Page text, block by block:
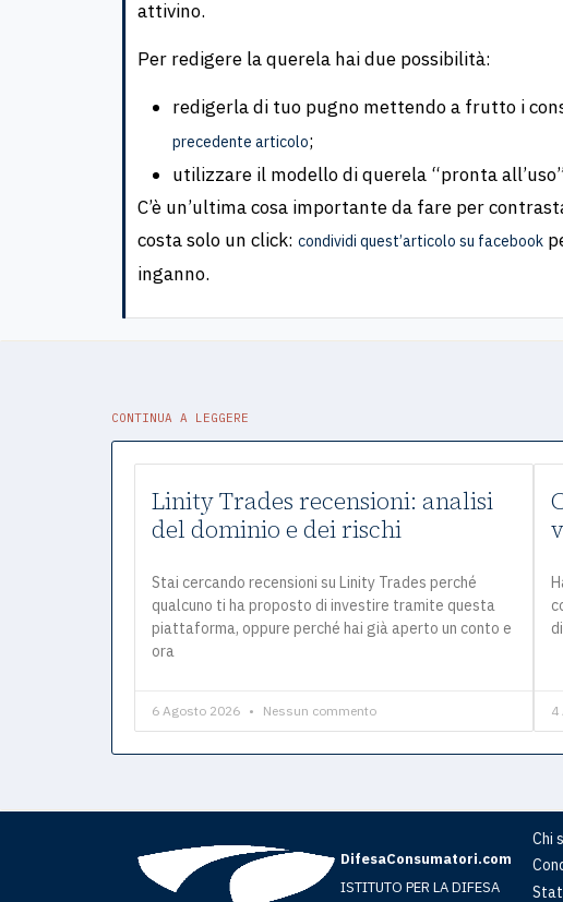
attivino.
Per redigere la querela hai due possibilità:
redigerla di tuo pugno mettendo a frutto i
precedente articolo;
utilizzare il modello di querela “pronta
C’è un’ultima cosa importante da fare per
costa solo un click: condividi quest’articolo su facebook
inganno.
CONTINUA A LEGGERE
Linity Trades recensioni: analisi
del dominio e dei rischi
Stai cercando recensioni su Linity Trades perché
qualcuno ti ha proposto di investire tramite questa
piattaforma, oppure perché hai già aperto un conto e
ora
6 Agosto 2026 Nessun commento 4
DifesaConsumatori.com
ISTITUTO PER LA DIFESA
Chi